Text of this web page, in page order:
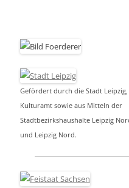
Gefördert durch die Stadt Leipzig,
Kulturamt sowie aus Mitteln der
Stadtbezirkshaushalte Leipzig
und Leipzig Nord.